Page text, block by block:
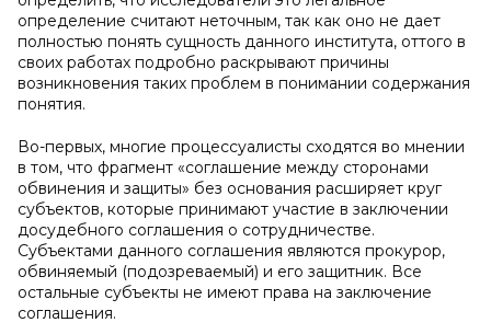
определение считают неточным, так как оно не дает
полностью понять сущность данного института, оттого в
своих работах подробно раскрывают причины
возникновения таких проблем в понимании содержания
понятия.
Во-первых, многие процессуалисты сходятся во мнении
в том, что фрагмент «соглашение между сторонами
обвинения и защиты» без основания расширяет круг
субъектов, которые принимают участие в заключении
досудебного соглашения о сотрудничестве.
Субъектами данного соглашения являются прокурор,
обвиняемый (подозреваемый) и его защитник. Все
остальные субъекты не имеют права на заключение
соглашения.